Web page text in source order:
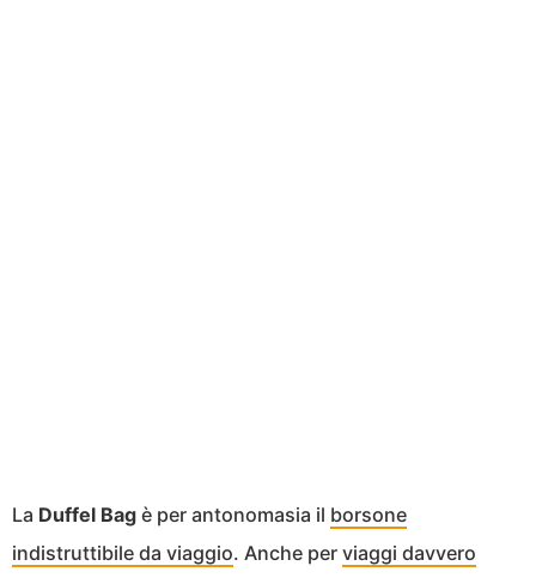
La Duffel Bag è per antonomasia il borsone
indistruttibile da viaggio. Anche per viaggi davvero